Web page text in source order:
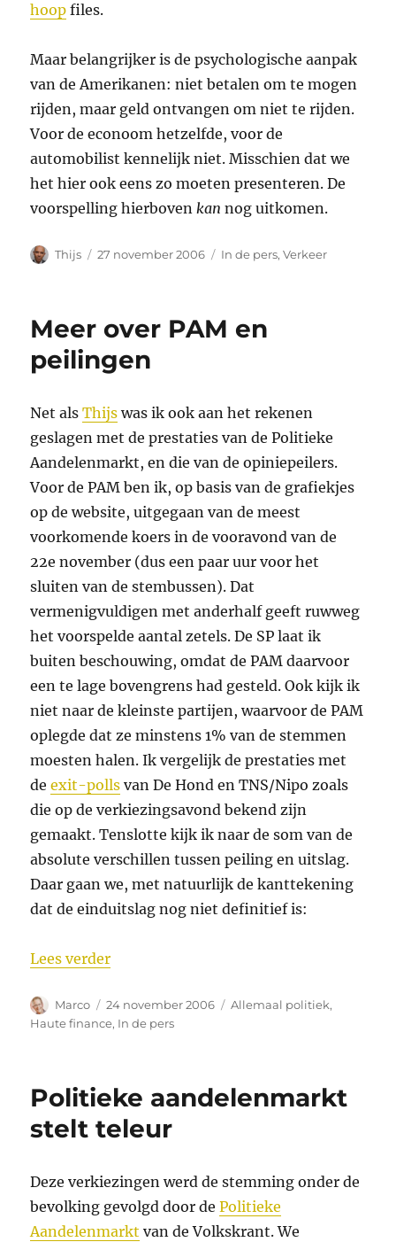
hoop files.
Maar belangrijker is de psychologische aanpak
van de Amerikanen: niet betalen om te mogen
rijden, maar geld ontvangen om niet te rijden.
Voor de econoom hetzelfde, voor de
automobilist kennelijk niet. Misschien dat we
het hier ook eens zo moeten presenteren. De
voorspelling hierbovenkan nog uitkomen.
Auteur
Thijs
Geplaatst
27 november 2006 Categorieën
In de pers,Verkeer
Meer over PAM en
peilingen
Net alsThijs was ik ook aan het rekenen
geslagen met de prestaties van de Politieke
Aandelenmarkt, en die van de opiniepeilers.
Voor de PAM ben ik, op basis van de grafiekjes
op de website, uitgegaan van de meest
voorkomende koers in de vooravond van de
22e november (dus een paar uur voor het
sluiten van de stembussen). Dat
vermenigvuldigen met anderhalf geeft ruwweg
het voorspelde aantal zetels. De SP laat ik
buiten beschouwing, omdat de PAM daarvoor
een te lage bovengrens had gesteld. Ook kijk ik
niet naar de kleinste partijen, waarvoor de PAM
oplegde dat ze minstens 1% van de stemmen
moesten halen. Ik vergelijk de prestaties met
deexit-polls van De Hond en TNS/Nipo zoals
die op de verkiezingsavond bekend zijn
gemaakt. Tenslotte kijk ik naar de som van de
absolute verschillen tussen peiling en uitslag.
Daar gaan we, met natuurlijk de kanttekening
dat de einduitslag nog niet definitief is:
Lees verder“Meer over PAM en peilingen”
Auteur
Marco
Geplaatst
op
24 november 2006 Categorieën
Allemaal politiek,
Haute finance, In de pers
Politieke aandelenmarkt
stelt teleur
Deze verkiezingen werd de stemming onder de
bevolking gevolgd door dePolitieke
Aandelenmarkt van de Volkskrant. We